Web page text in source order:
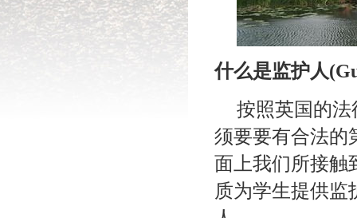
什么是监护人
按照英国的
须要要有合法的
面上我们所接触
质为学生提供监